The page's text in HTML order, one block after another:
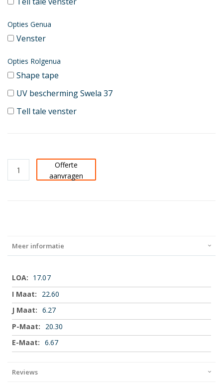
Opties Genua
Venster
Opties Rolgenua
Shape tape
UV bescherming Swela 37
Tell tale venster
Offerte
aanvragen
Meer informatie
Meer
informatie
17.07
22.60
6.27
20.30
6.67
Reviews